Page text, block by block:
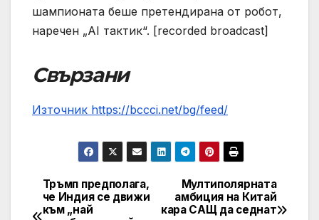
шампионата беше претендирана от робот,
наречен „AI тактик“. [recorded broadcast]
Свързани
Източник https://bccci.net/bg/feed/
Post
Мултиполярната
амбиция на Китай
кара САЩ да седнат
Тръмп предполага,
че Индия се движи
към „най